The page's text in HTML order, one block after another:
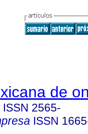
de
ISSN 2565-
ISSN